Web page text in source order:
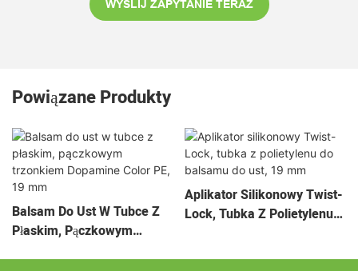
WYŚLIJ ZAPYTANIE TERAZ
Powiązane Produkty
Balsam Do Ust W Tubce Z
Płaskim, Pączkowym
Aplikator Silikonowy Twist-
Lock, Tubka Z Polietylenu